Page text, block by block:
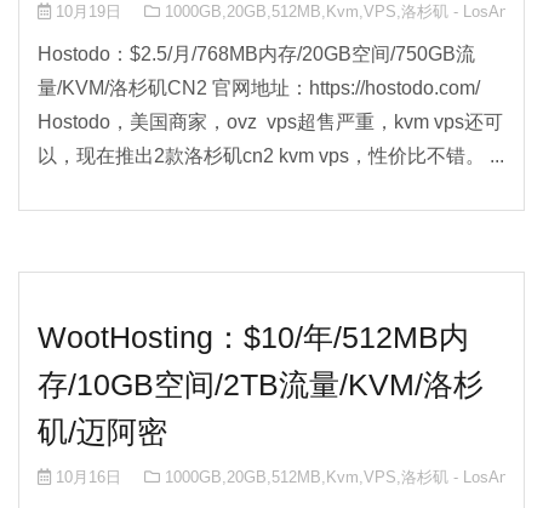
10月19日 1000GB,20GB,512MB, Kvm,VPS,洛杉矶 -
Hostodo：$2.5/月/768MB内存/20GB空间/750GB流
量/KVM/洛杉矶CN2 官网地址：https://hostodo.com/
Hostodo，美国商家，ovz vps超售严重，kvm vps还可
以，现在推出2款洛杉矶cn2 kvm vps，性价比不错。 ...
WootHosting：$10/年/512MB内
存/10GB空间/2TB流量/KVM/洛杉
矶/迈阿密
10月16日 1000GB,20GB,512MB, Kvm,VPS,洛杉矶 -